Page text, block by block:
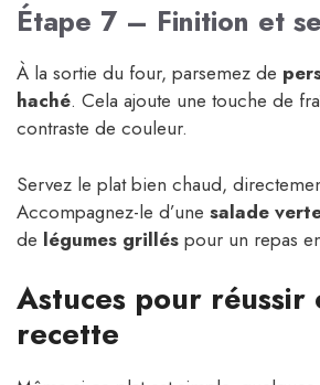
Étape 7 – Finition et
À la sortie du four, parsemez de
haché. Cela ajoute une touche de
contraste de couleur.
Servez le plat bien chaud,
Accompagnez-le d’une salade
de légumes grillés pour un repas
Astuces pour réussir
recette